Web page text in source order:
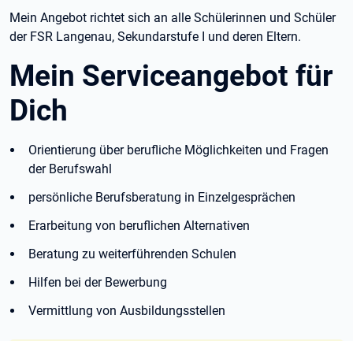
Mein Angebot richtet sich an alle Schülerinnen und Schüler
der FSR Langenau, Sekundarstufe I und deren Eltern.
Mein Serviceangebot für
Dich
Orientierung über berufliche Möglichkeiten und Fragen
der Berufswahl
persönliche Berufsberatung in Einzelgesprächen
Erarbeitung von beruflichen Alternativen
Beratung zu weiterführenden Schulen
Hilfen bei der Bewerbung
Vermittlung von Ausbildungsstellen